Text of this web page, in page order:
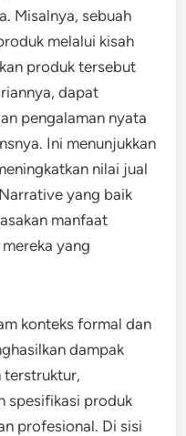
Misalnya, sebuah
melalui kisah
produk tersebut
dapat
pengalaman nyata
Ini menunjukkan
nilai jual
yang baik
manfaat
yang
konteks formal dan
dampak
terstruktur,
spesifikasi produk
profesional. Di sisi